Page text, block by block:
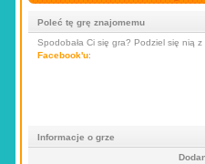
Poleć tę grę znajomemu
Spodobała Ci się gra? Podziel się nią
Facebook'u:
Informacje o grze